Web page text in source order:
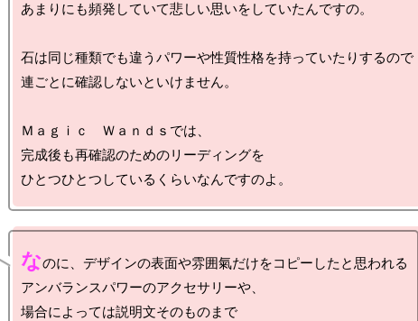
あまりにも頻発していて悲しい思いをしていたんですの。
石は同じ種類でも違うパワーや性質性格を持っていたりするので
連ごとに確認しないといけません。
Ｍａｇｉｃ　Ｗａｎｄｓでは、
完成後も再確認のためのリーディングを
なのに、デザインの表面や雰囲氣だけをコピーしたと思われる
アンバランスパワーのアクセサリーや、
場合によっては説明文そのものまで